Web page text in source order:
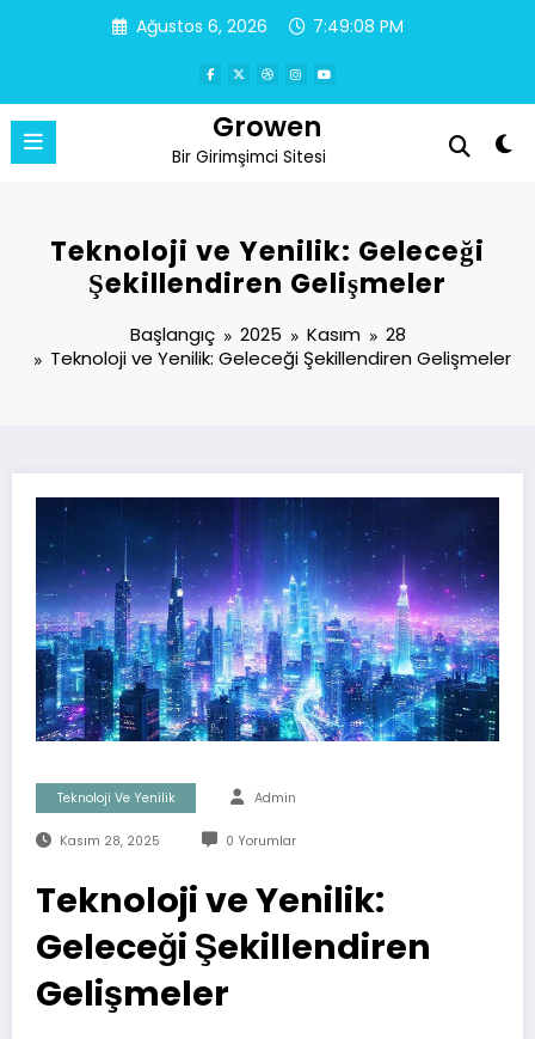
Ağustos 6, 2026 7:49:09 PM
Growen
Bir Girimşimci Sitesi
Teknoloji ve Yenilik: Geleceği
Şekillendiren Gelişmeler
Başlangıç 2025 Kasım
28
Teknoloji ve Yenilik: Geleceği Şekillendiren Gelişmeler
Teknoloji Ve Yenilik Admin
Kasım 28, 2025 0 Yorumlar
Teknoloji ve Yenilik:
Geleceği Şekillendiren
Gelişmeler